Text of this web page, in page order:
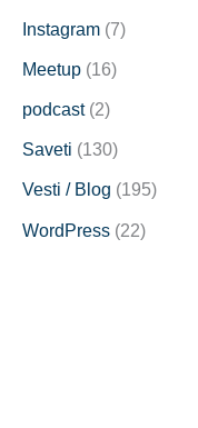
Instagram (7)
Meetup (16)
podcast(2)
Saveti (130)
Vesti / Blog (195)
WordPress (22)